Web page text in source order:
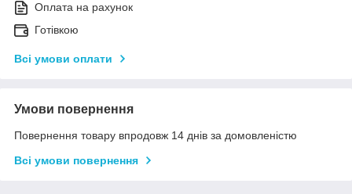
Оплата на рахунок
Готівкою
Всі умови оплати
Умови повернення
Повернення товару впродовж 14 днів за домовленістю
Всі умови повернення